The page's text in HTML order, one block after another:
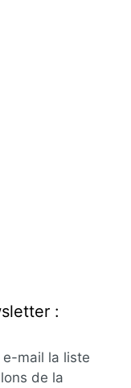
:
e-mail la liste
de la